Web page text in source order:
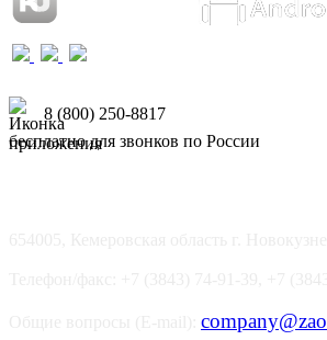
8 (800) 250-8817
бесплатно для звонков по России